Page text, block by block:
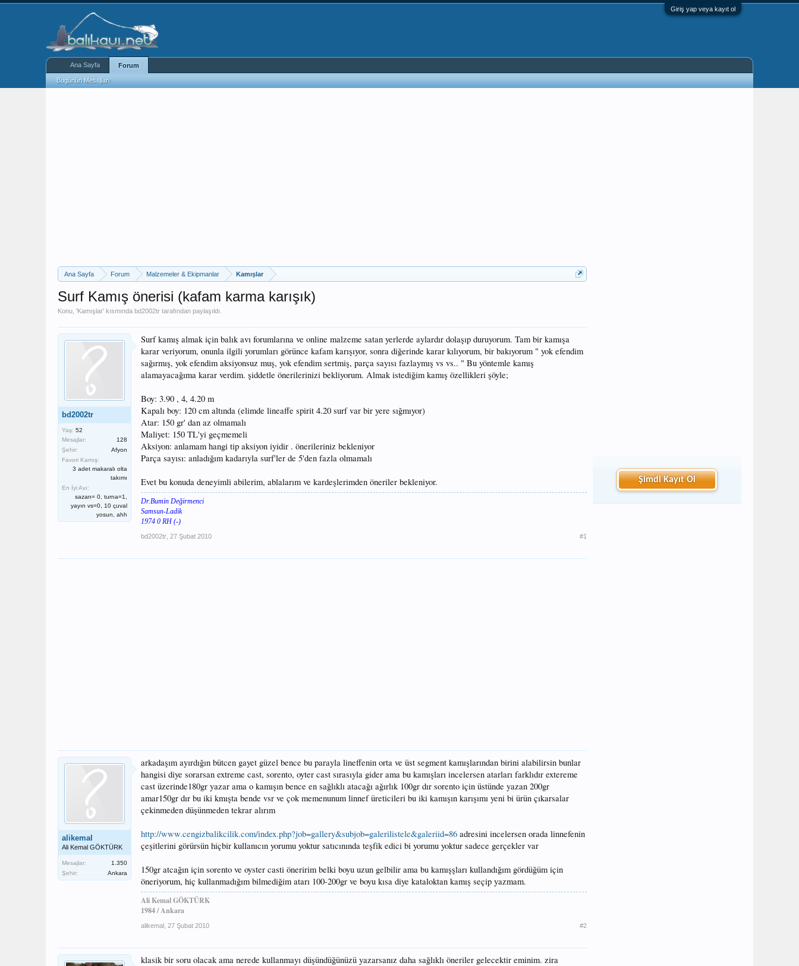
Giriş yap veya kayıt ol
Ana Sayfa Forum Malzemeler & Ekipmanlar Kamışlar
Surf Kamış önerisi (kafam karma karışık)
Konu, 'Kamışlar' kısmında bd2002tr tarafından paylaşıldı.
bd2002tr
Yaş: 52
Mesajlar:
128
Şehir:
Afyon
Favori Kamış:
3 adet makaralı olta
takımı
En İyi Avı:
sazan= 0, turna=1,
yayın vs=0, 10 çuval
yosun, ahh
Surf kamış almak için balık avı forumlarına ve online malzeme satan yerlerde aylardır dolaşıp duruyorum. Tam bir kamışa
karar veriyorum, onunla ilgili yorumları görünce kafam karışıyor, sonra diğerinde karar kılıyorum, bir bakıyorum " yok efendim
sağırmış, yok efendim aksiyonsuz muş, yok efendim sertmiş, parça sayısı fazlaymış vs vs.. " Bu yöntemle kamış
alamayacağıma karar verdim. şiddetle önerilerinizi bekliyorum. Almak istediğim kamış özellikleri şöyle;
Boy: 3.90 , 4, 4.20 m
Kapalı boy: 120 cm altında (elimde lineaffe spirit 4.20 surf var bir yere sığmıyor)
Atar: 150 gr' dan az olmamalı
Maliyet: 150 TL'yi geçmemeli
Aksiyon: anlamam hangi tip aksiyon iyidir . önerileriniz bekleniyor
Parça sayısı: anladığım kadarıyla surf'ler de 5'den fazla olmamalı
Evet bu konuda deneyimli abilerim, ablalarım ve kardeşlerimden öneriler bekleniyor.
Dr.Bumin Değirmenci
Samsun-Ladik
1974 0 RH (-)
bd2002tr 27 Şubat 2010 #1
alikemal
Ali Kemal GÖKTÜRK
Mesajlar:
1.350
Şehir:
Ankara
arkadaşım ayırdığın bütcen gayet güzel bence bu parayla lineffenin orta ve üst segment kamışlarından birini alabilirsin bunlar
hangisi diye sorarsan extreme cast, sorento, oyter cast sırasıyla gider ama bu kamışları incelersen atarları farklıdır extereme
cast üzerinde180gr yazar ama o kamışın bence en sağlıklı atacağı ağırlık 100gr dır sorento için üstünde yazan 200gr
amar150gr dır bu iki kmışta bende vsr ve çok memenunum linnef üreticileri bu iki kamışın karışımı yeni bi ürün çıkarsalar
çekinmeden düşünmeden tekrar alırım
http://www.cengizbalikcilik.com/index.php?job=gallery&subjob=galerilistele&galeriid=86 adresini incelersen orada linnefenin
çeşitlerini görürsün hiçbir kullanıcın yorumu yoktur satıcınında teşfik edici bi yorumu yoktur sadece gerçekler var
150gr atcağın için sorento ve oyster casti öneririm belki boyu uzun gelbilir ama bu kamışşları kullandığım gördüğüm için
öneriyorum, hiç kullanmadığım bilmediğim atarı 100-200gr ve boyu kısa diye kataloktan kamış seçip yazmam.
Ali Kemal GÖKTÜRK
1984 / Ankara
alikemal 27 Şubat 2010 #2
klasik bir soru olacak ama nerede kullanmayı düşündüğünüzü yazarsanız daha sağlıklı öneriler gelecektir eminim. zira
Şimdi Kayıt Ol
Ana Sayfa Forum
Bugünün Mesajları